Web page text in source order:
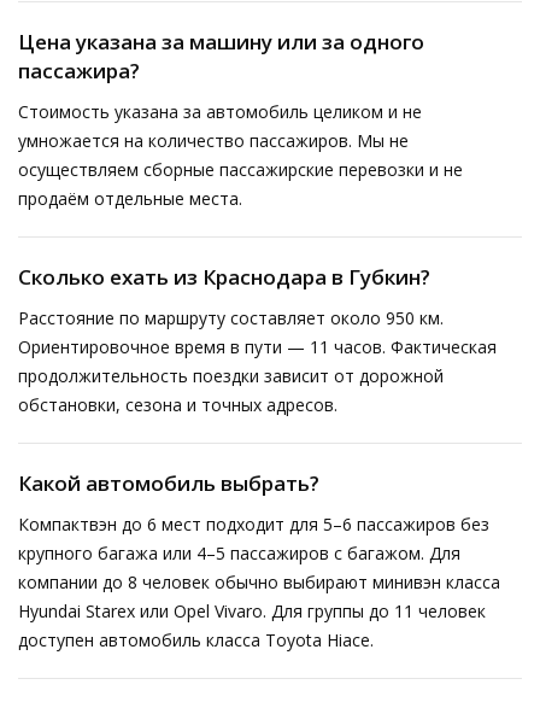
Цена указана за машину или за одного
пассажира?
Стоимость указана за автомобиль целиком и не
умножается на количество пассажиров. Мы не
осуществляем сборные пассажирские перевозки и не
продаём отдельные места.
Сколько ехать из Краснодара в Губкин?
Расстояние по маршруту составляет около 950 км.
Ориентировочное время в пути — 11 часов. Фактическая
продолжительность поездки зависит от дорожной
обстановки, сезона и точных адресов.
Какой автомобиль выбрать?
Компактвэн до 6 мест подходит для 5–6 пассажиров без
крупного багажа или 4–5 пассажиров с багажом. Для
компании до 8 человек обычно выбирают минивэн класса
Hyundai Starex или Opel Vivaro. Для группы до 11 человек
доступен автомобиль класса Toyota Hiace.